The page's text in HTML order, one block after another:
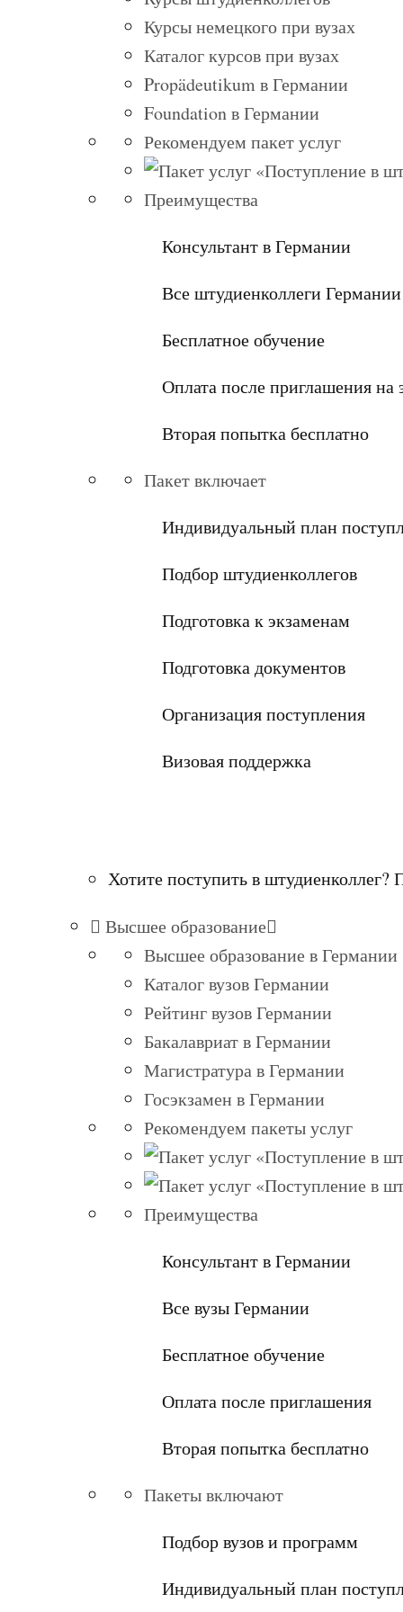
Курсы немецкого при вузах
Каталог курсов при вузах
Propädeutikum в Германии
Foundation в Германии
Рекомендуем пакет услуг
Преимущества
Консультант в Германии
Все штудиенколлеги Германии
Бесплатное обучение
Оплата после приглашения на
Вторая попытка бесплатно
Пакет включает
Индивидуальный план
Подбор штудиенколлегов
Подготовка к экзаменам
Подготовка документов
Организация поступления
Визовая поддержка
Хотите поступить в
Высшее образование
Высшее образование в Германии
Каталог вузов Германии
Рейтинг вузов Германии
Бакалавриат в Германии
Магистратура в Германии
Госэкзамен в Германии
Рекомендуем пакеты услуг
Преимущества
Консультант в Германии
Все вузы Германии
Бесплатное обучение
Оплата после приглашения
Вторая попытка бесплатно
Пакеты включают
Подбор вузов и программ
Индивидуальный план